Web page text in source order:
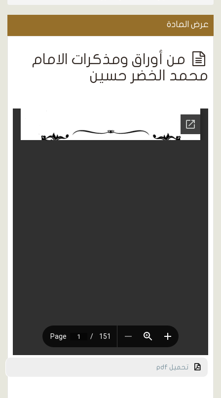
عرض المادة
من أوراق ومذكرات الامام
محمد الخضر حسين
تحميل pdf